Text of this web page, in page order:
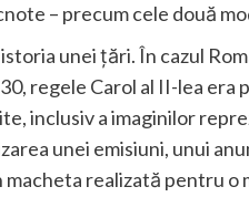
– precum cele două
unei țări. În cazul
regele Carol al II-lea
inclusiv a imaginilor
unei emisiuni, unui
macheta realizată pentru